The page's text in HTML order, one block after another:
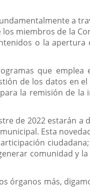
a
miembros de la
o la apertura
que emplea
de los datos en
la remisión de la
de 2022 estarán a
Esta
comunidad y
órganos más,